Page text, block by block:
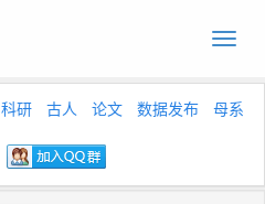
Toggle
科研 古人 论文 数据发布
母系